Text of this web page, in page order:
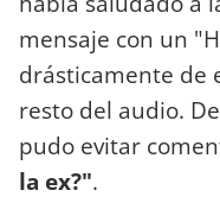
mensaje con un
drásticamente de
resto del audio.
pudo evitar
la ex?".